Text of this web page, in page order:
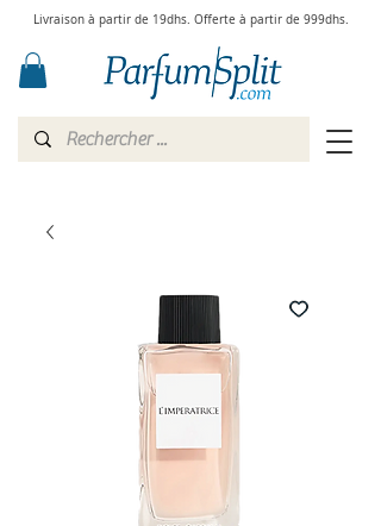
Livraison à partir de 19dhs. Offerte à partir de 999dhs.